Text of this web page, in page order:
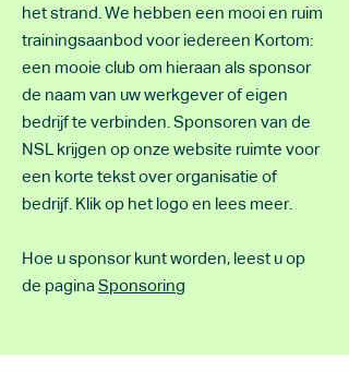
het strand. We hebben een mooi en ruim
trainingsaanbod voor iedereen Kortom:
een mooie club om hieraan als sponsor
de naam van uw werkgever of eigen
bedrijf te verbinden. Sponsoren van de
NSL krijgen op onze website ruimte voor
een korte tekst over organisatie of
bedrijf. Klik op het logo en lees meer.
Hoe u sponsor kunt worden, leest u op
de pagina Sponsoring